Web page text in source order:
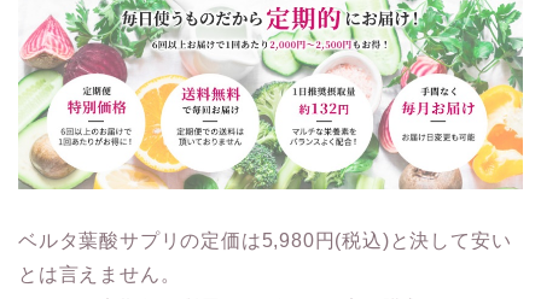
ベルタ葉酸サプリの定価は5,980円(税込)と決して安い
とは言えません。